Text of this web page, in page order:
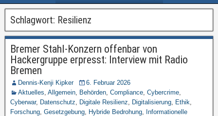
Schlagwort: Resilienz
Bremer Stahl-Konzern offenbar von
Hackergruppe erpresst: Interview mit Radio
Bremen
Dennis-Kenji Kipker
6. Februar 2026
Aktuelles, Allgemein, Behörden, Compliance, Cybercrime,
Cyberwar, Datenschutz, Digitale Resilienz, Digitalisierung, Ethik,
Forschung, Gesetzgebung, Hybride Bedrohung, Informationelle